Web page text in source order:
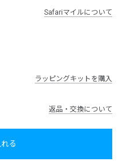
Safariマイルについて
ラッピングキットを購入
返品・交換について
る